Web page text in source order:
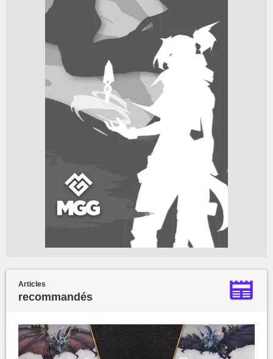
Articles
recommandés